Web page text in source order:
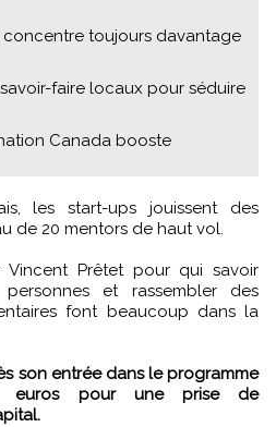
concentre toujours davantage
faire locaux pour séduire
Canada booste
de 20 mentors de haut vol.
Prêtet pour qui savoir
personnes et rassembler des
font beaucoup dans la
son entrée dans le programme
euros pour une prise de